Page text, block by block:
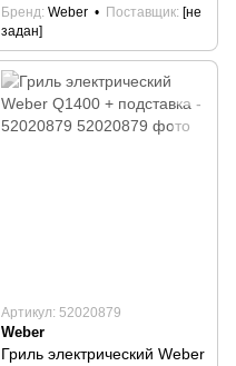
Бренд Weber Поставщик [не
задан]
Артикул: 52020879
Weber
Гриль электрический Weber